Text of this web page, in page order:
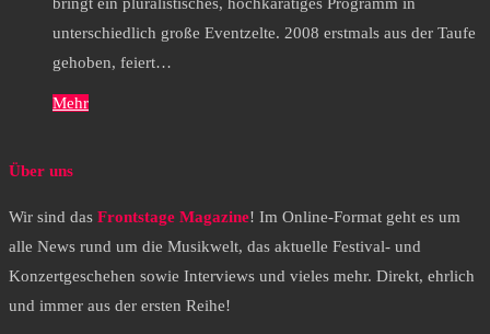
unterschiedlich große Eventzelte. 2008 erstmals aus der Taufe
gehoben, feiert…
Mehr
Über uns
Wir sind das Frontstage Magazine! Im Online-Format geht es um
alle News rund um die Musikwelt, das aktuelle Festival- und
Konzertgeschehen sowie Interviews und vieles mehr. Direkt, ehrlich
und immer aus der ersten Reihe!